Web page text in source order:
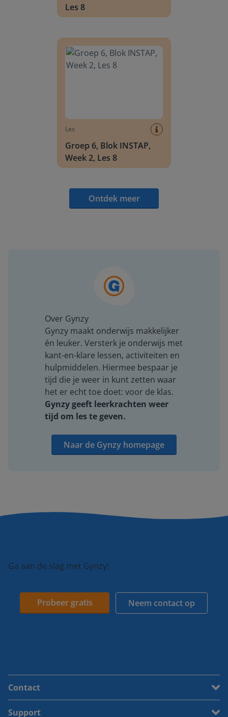
Les 8
Les
Groep 6, Blok INSTAP,
Week 2, Les 8
Ontdek meer
Over Gynzy
Gynzy maakt onderwijs makkelijker
én leuker. Versterk je onderwijs met
kant-en-klare lessen, activiteiten en
hulpmiddelen. Hiermee bespaar je
tijd die je weer in kunt zetten waar
het er echt toe doet: voor de klas.
Gynzy geeft leerkrachten weer
tijd om les te geven.
Naar de Gynzy homepage
Ga aan de slag met Gynzy!
Probeer gratis Neem contact op
Contact
Support